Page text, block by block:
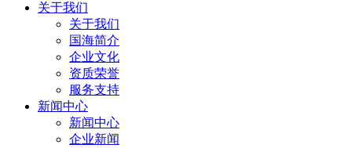
关于我们
关于我们
国海简介
企业文化
资质荣誉
服务支持
新闻中心
新闻中心
企业新闻